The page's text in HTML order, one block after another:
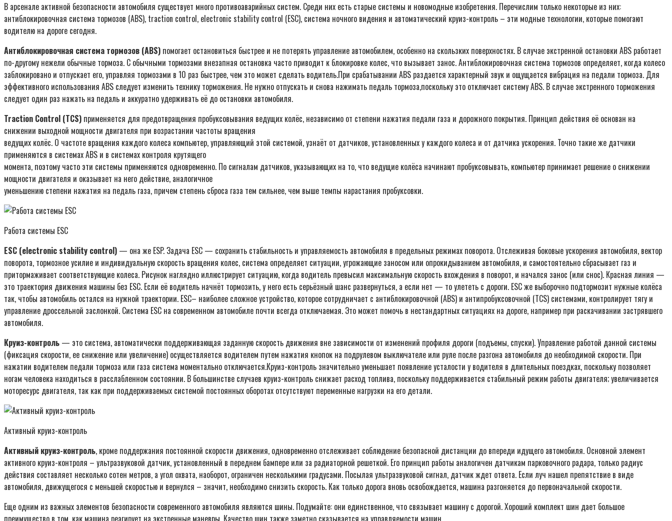
В арсенале активной безопасности автомобиля существует много противоаварийных систем. Среди них есть старые системы и новомодные изобретения. Перечислим только некоторые из них:
антиблокировочная система тормозов (ABS), traction control, electronic stability control (ESC), система ночного видения и автоматический круиз-контроль – эти модные технологии, которые помогают
водителю на дороге сегодня.
Антиблокировочная система тормозов (ABS) помогает остановиться быстрее и не потерять управление автомобилем, особенно на скользких поверхностях. В случае экстренной остановки ABS работает
по-другому нежели обычные тормоза. С обычными тормозами внезапная остановка часто приводит к блокировке колес, что вызывает занос. Антиблокировочная система тормозов определяет, когда колесо
заблокировано и отпускает его, управляя тормозами в 10 раз быстрее, чем это может сделать водитель.При срабатывании ABS раздается характерный звук и ощущается вибрация на педали тормоза. Для
эффективного использования ABS следует изменить технику торможения. Не нужно отпускать и снова нажимать педаль тормоза,поскольку это отключает систему ABS. В случае экстренного торможения
следует один раз нажать на педаль и аккуратно удерживать её до остановки автомобиля.
Traction Control (TCS) применяется для предотвращения пробуксовывания ведущих колёс, независимо от степени нажатия педали газа и дорожного покрытия. Принцип действия её основан на
снижении выходной мощности двигателя при возрастании частоты вращения
ведущих колёс. О частоте вращения каждого колеса компьютер, управляющий этой системой, узнаёт от датчиков, установленных у каждого колеса и от датчика ускорения. Точно такие же датчики
применяются в системах ABS и в системах контроля крутящего
момента, поэтому часто эти системы применяются одновременно. По сигналам датчиков, указывающих на то, что ведущие колёса начинают пробуксовывать, компьютер принимает решение о снижении
мощности двигателя и оказывает на него действие, аналогичное
уменьшению степени нажатия на педаль газа, причем степень сброса газа тем сильнее, чем выше темпы нарастания пробуксовки.
Работа системы ESC
ESC (electronic stability control) — она же ESP. Задача ESC — сохранить стабильность и управляемость автомобиля в предельных режимах поворота. Отслеживая боковые ускорения автомобиля, вектор
поворота, тормозное усилие и индивидуальную скорость вращения колес, система определяет ситуации, угрожающие заносом или опрокидыванием автомобиля, и самостоятельно сбрасывает газ и
притормаживает соответствующие колеса. Рисунок наглядно иллюстрирует ситуацию, когда водитель превысил максимальную скорость вхождения в поворот, и начался занос (или снос). Красная линия —
это траектория движения машины без ESC. Если её водитель начнёт тормозить, у него есть серьёзный шанс развернуться, а если нет — то улететь с дороги. ESC же выборочно подтормозит нужные колёса
так, чтобы автомобиль остался на нужной траектории. ESC– наиболее сложное устройство, которое сотрудничает с антиблокировочной (ABS) и антипробуксовочной (TCS) системами, контролирует тягу и
управление дроссельной заслонкой. Система ESС на современном автомобиле почти всегда отключаемая. Это может помочь в нестандартных ситуациях на дороге, например при раскачивании застрявшего
автомобиля.
Круиз-контроль — это система, автоматически поддерживающая заданную скорость движения вне зависимости от изменений профиля дороги (подъемы, спуски). Управление работой данной системы
(фиксация скорости, ее снижение или увеличение) осуществляется водителем путем нажатия кнопок на подрулевом выключателе или руле после разгона автомобиля до необходимой скорости. При
нажатии водителем педали тормоза или газа система моментально отключается.Круиз-контроль значительно уменьшает появление усталости у водителя в длительных поездках, поскольку позволяет
ногам человека находиться в расслабленном состоянии. В большинстве случаев круиз-контроль снижает расход топлива, поскольку поддерживается стабильный режим работы двигателя; увеличивается
моторесурс двигателя, так как при поддерживаемых системой постоянных оборотах отсутствуют переменные нагрузки на его детали.
Активный круиз-контроль
Активный круиз-контроль, кроме поддержания постоянной скорости движения, одновременно отслеживает соблюдение безопасной дистанции до впереди идущего автомобиля. Основной элемент
активного круиз-контроля – ультразвуковой датчик, установленный в переднем бампере или за радиаторной решеткой. Его принцип работы аналогичен датчикам парковочного радара, только радиус
действия составляет несколько сотен метров, а угол охвата, наоборот, ограничен несколькими градусами. Посылая ультразвуковой сигнал, датчик ждет ответа. Если луч нашел препятствие в виде
автомобиля, движущегося с меньшей скоростью и вернулся – значит, необходимо снизить скорость. Как только дорога вновь освобождается, машина разгоняется до первоначальной скорости.
Еще одним из важных элементов безопасности современного автомобиля являются шины. Подумайте: они единственное, что связывает машину с дорогой. Хороший комплект шин дает большое